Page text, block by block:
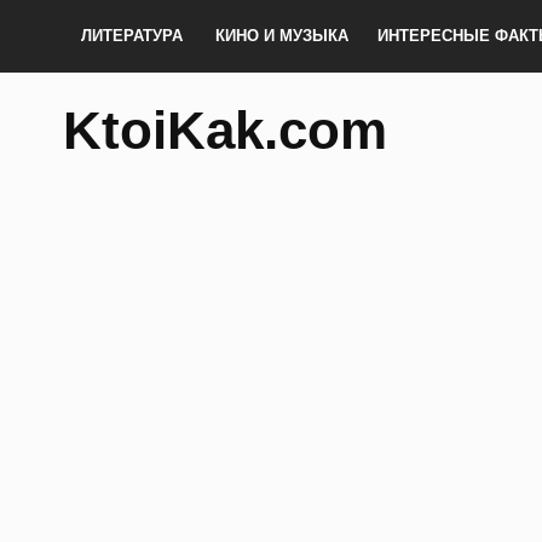
ЛИТЕРАТУРА КИНО И МУЗЫКА ИНТЕРЕСНЫЕ
KtoiKak.com